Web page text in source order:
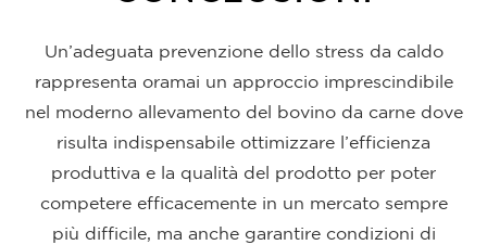
Un’adeguata prevenzione dello stress da caldo
rappresenta oramai un approccio imprescindibile
nel moderno allevamento del bovino da carne dove
risulta indispensabile ottimizzare l’efficienza
produttiva e la qualità del prodotto per poter
competere efficacemente in un mercato sempre
più difficile, ma anche garantire condizioni di